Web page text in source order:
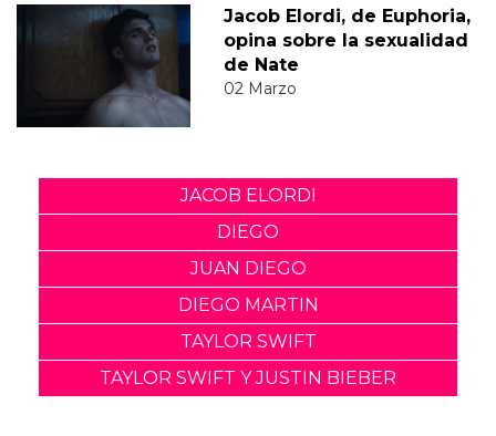
Jacob Elordi, de Euphoria,
opina sobre la sexualidad
de Nate
02 Marzo
JACOB ELORDI
DIEGO
JUAN DIEGO
DIEGO MARTIN
TAYLOR SWIFT
TAYLOR SWIFT Y JUSTIN BIEBER